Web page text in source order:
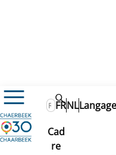
FRNL
Cad
re
Actualités
Découvrez le métier
Découvrez
Découvrez